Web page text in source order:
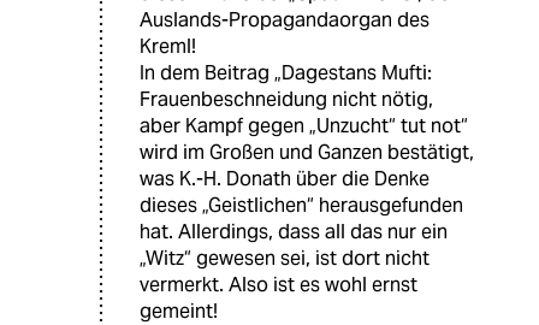
Auslands-Propagandaorgan des
Kreml!
In dem Beitrag „Dagestans Mufti:
Frauenbeschneidung nicht nötig,
aber Kampf gegen „Unzucht“ tut not“
wird im Großen und Ganzen bestätigt,
was K.-H. Donath über die Denke
dieses „Geistlichen“ herausgefunden
hat. Allerdings, dass all das nur ein
„Witz“ gewesen sei, ist dort nicht
vermerkt. Also ist es wohl ernst
gemeint!